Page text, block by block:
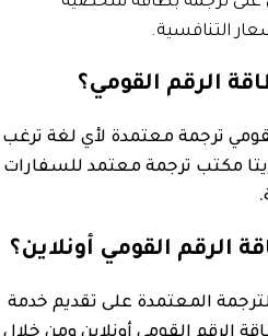
التنافسية.
الرقم القومي؟
ترجمة معتمدة لأي لغة ترغب
مكتب ترجمة معتمد للسفارات
الرقم القومي أونلاين؟
المعتمدة على تقديم خدمة